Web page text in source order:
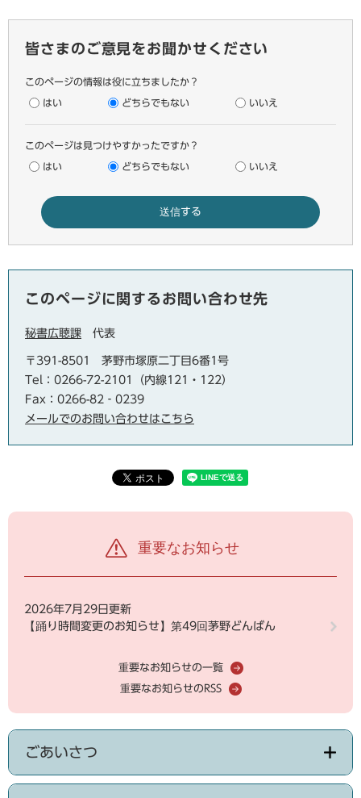
皆さまのご意見をお聞かせください
このページの情報は役に立ちましたか？
はい どちらでもない いいえ
このページは見つけやすかったですか？
はい どちらでもない いいえ
このページに関するお問い合わせ先
秘書広聴課 代表
〒391-8501
茅野市塚原二丁目6番1号
Tel：0266-72-2101（内線121・122）
Fax：0266-82‐0239
メールでのお問い合わせはこちら
重要なお知らせ
2026年7月29日更新
【踊り時間変更のお知らせ】第49回茅野どんばん
重要なお知らせの一覧
重要なお知らせのRSS
ごあいさつ